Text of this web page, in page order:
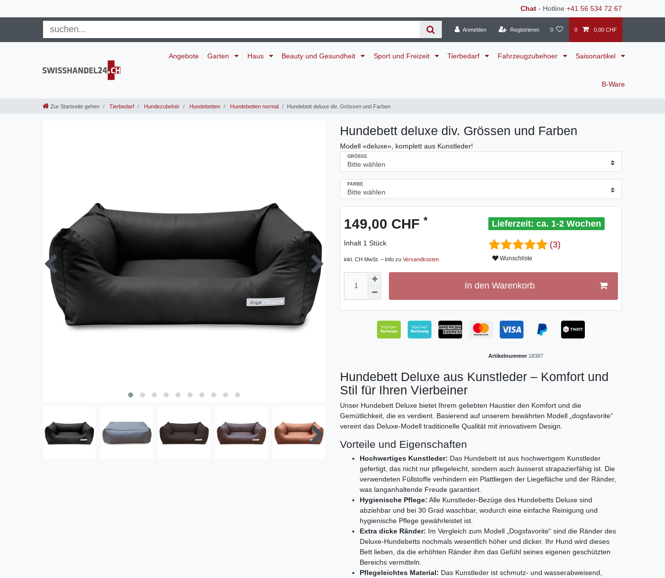
Chat - Hotline +41 56 534 72 67
Anmelden Registrieren 0 0 0,00 CHF
Angebote Garten Haus Beauty und Gesundheit Sport und Freizeit Tierbedarf Fahrzeugzubehoer Saisonartikel
B-Ware
Zur Startseite gehen Tierbedarf Hundezubehör Hundebetten Hundebetten normal Hundebett deluxe div. Grössen und Farben
Hundebett deluxe div. Grössen und Farben
Modell «deluxe», komplett aus Kunstleder!
GRÖSSE
FARBE
149,00 CHF *
Inhalt 1 Stück
inkl. CH MwSt. – Info zu Versandkosten
ca. 1-2 Wochen
(3)
Wunschliste
In den Warenkorb
Artikelnummer 18387
Hundebett Deluxe aus Kunstleder – Komfort und
Stil für Ihren Vierbeiner
Unser Hundebett Deluxe bietet Ihrem geliebten Haustier den Komfort und die
Gemütlichkeit, die es verdient. Basierend auf unserem bewährten Modell „dogsfavorite“
vereint das Deluxe-Modell traditionelle Qualität mit innovativem Design.
Vorteile und Eigenschaften
Hochwertiges Kunstleder: Das Hundebett ist aus hochwertigem Kunstleder
gefertigt, das nicht nur pflegeleicht, sondern auch äusserst strapazierfähig ist. Die
verwendeten Füllstoffe verhindern ein Plattliegen der Liegefläche und der Ränder,
was langanhaltende Freude garantiert.
Hygienische Pflege: Alle Kunstleder-Bezüge des Hundebetts Deluxe sind
abziehbar und bei 30 Grad waschbar, wodurch eine einfache Reinigung und
hygienische Pflege gewährleistet ist.
Extra dicke Ränder: Im Vergleich zum Modell „Dogsfavorite“ sind die Ränder des
Deluxe-Hundebetts nochmals wesentlich höher und dicker. Ihr Hund wird dieses
Bett lieben, da die erhöhten Ränder ihm das Gefühl seines eigenen geschützten
Bereichs vermitteln.
Pflegeleichtes Material: Das Kunstleder ist schmutz- und wasserabweisend,